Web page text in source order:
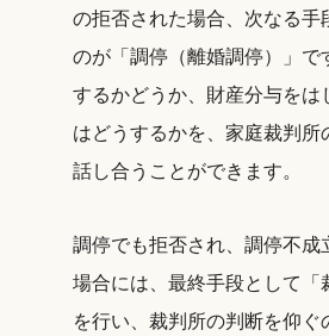
の拒否された場合、次なる手
のが「調停（離婚調停）」
するかどうか、財産分与を
はどうするかを、家庭裁判所
話し合うことができます。
調停でも拒否され、調停不成
場合には、最終手段として「
を行い、裁判所の判断を仰